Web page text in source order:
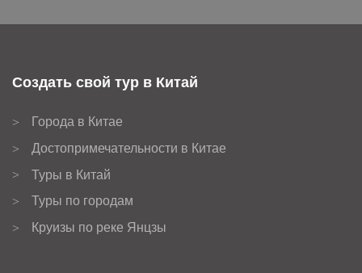
Создать свой тур в Китай
>
Города в Китае
>
Достопримечательности в Китае
>
Туры в Китай
>
Туры по городам
>
Круизы по реке Янцзы